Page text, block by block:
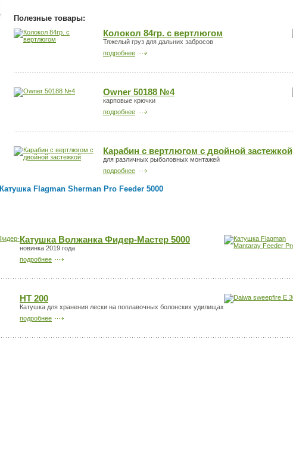
Полезные товары:
Колокол 84гр. с вертлюгом
Тяжелый груз для дальних забросов
подробнее
Owner 50188 №4
карповые крючки
подробнее
Карабин с вертлюгом с двойной застежкой
для различных рыболовных монтажей
подробнее
Катушка Flagman Sherman Pro Feeder 5000
Катушка Волжанка Фидер-Мастер 5000
новинка 2019 года
подробнее
HT 200
Катушка для хранения лески на поплавочных болонских удилищах
подробнее